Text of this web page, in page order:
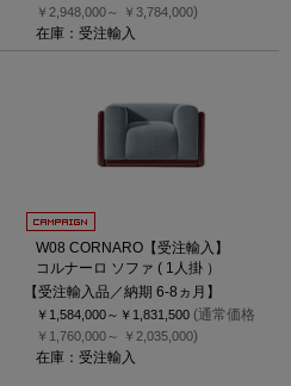
￥2,948,000～ ￥3,784,000)
在庫：受注輸入
W08 CORNARO【受注輸入】
コルナーロ ソファ ( 1人掛 ）
【受注輸入品／納期 6-8ヵ月】
￥1,584,000～ ￥1,831,500 (通常価格
￥1,760,000～ ￥2,035,000)
在庫：受注輸入